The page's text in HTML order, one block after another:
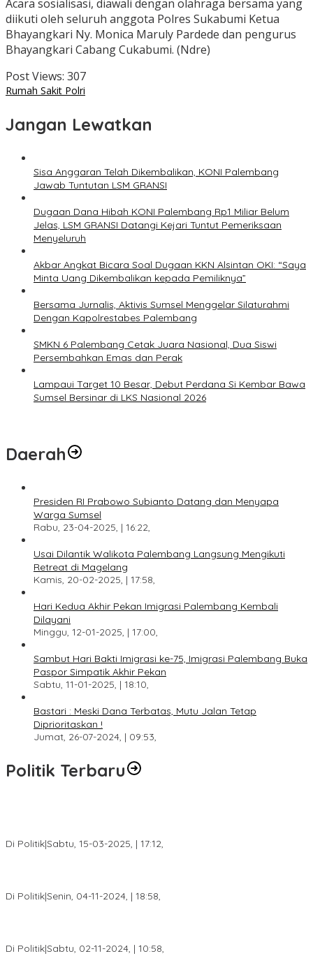
Acara sosialisasi, diawali dengan olahraga bersama yang
diikuti oleh seluruh anggota Polres Sukabumi Ketua
Bhayangkari Ny. Monica Maruly Pardede dan pengurus
Bhayangkari Cabang Cukabumi. (Ndre)
Post Views: 307
Rumah Sakit Polri
Jangan Lewatkan
Sisa Anggaran Telah Dikembalikan, KONI Palembang
Jawab Tuntutan LSM GRANSI
Dugaan Dana Hibah KONI Palembang Rp1 Miliar Belum
Jelas, LSM GRANSI Datangi Kejari Tuntut Pemeriksaan
Menyeluruh
Akbar Angkat Bicara Soal Dugaan KKN Alsintan OKI: “Saya
Minta Uang Dikembalikan kepada Pemiliknya”
Bersama Jurnalis, Aktivis Sumsel Menggelar Silaturahmi
Dengan Kapolrestabes Palembang
SMKN 6 Palembang Cetak Juara Nasional, Dua Siswi
Persembahkan Emas dan Perak
Lampaui Target 10 Besar, Debut Perdana Si Kembar Bawa
Sumsel Bersinar di LKS Nasional 2026
Daerah
Presiden RI Prabowo Subianto Datang dan Menyapa
Warga Sumsel
Rabu, 23-04-2025, | 16:22,
Usai Dilantik Walikota Palembang Langsung Mengikuti
Retreat di Magelang
Kamis, 20-02-2025, | 17:58,
Hari Kedua Akhir Pekan Imigrasi Palembang Kembali
Dilayani
Minggu, 12-01-2025, | 17:00,
Sambut Hari Bakti Imigrasi ke-75, Imigrasi Palembang Buka
Paspor Simpatik Akhir Pekan
Sabtu, 11-01-2025, | 18:10,
Bastari : Meski Dana Terbatas, Mutu Jalan Tetap
Diprioritaskan !
Jumat, 26-07-2024, | 09:53,
Politik Terbaru
Di Politik|Sabtu, 15-03-2025, | 17:12,
Di Politik|Senin, 04-11-2024, | 18:58,
Di Politik|Sabtu, 02-11-2024, | 10:58,